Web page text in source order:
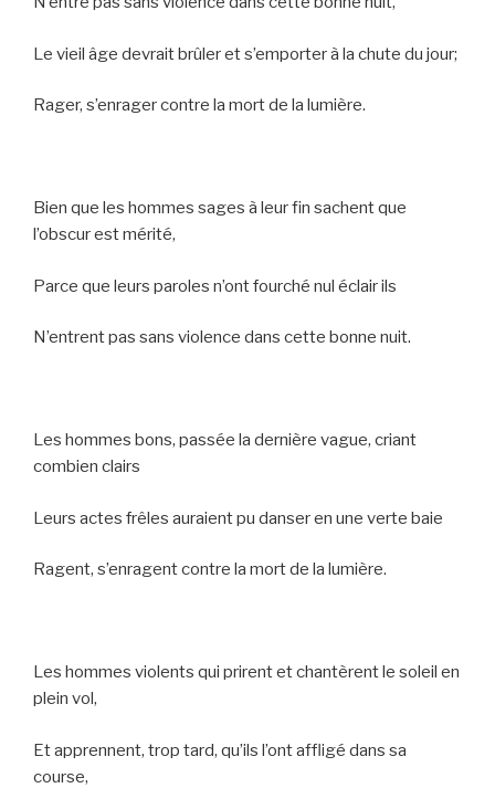
Le vieil âge devrait brûler et s’emporter à la chute du jour;
Rager, s’enrager contre la mort de la lumière.
Bien que les hommes sages à leur fin sachent que
l’obscur est mérité,
Parce que leurs paroles n’ont fourché nul éclair ils
N’entrent pas sans violence dans cette bonne nuit.
Les hommes bons, passée la dernière vague, criant
combien clairs
Leurs actes frêles auraient pu danser en une verte baie
Ragent, s’enragent contre la mort de la lumière.
Les hommes violents qui prirent et chantèrent le soleil en
plein vol,
Et apprennent, trop tard, qu’ils l’ont affligé dans sa
course,